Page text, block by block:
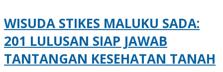
WISUDA STIKES MALUKU SADA:
201 LULUSAN SIAP JAWAB
TANTANGAN KESEHATAN TANAH